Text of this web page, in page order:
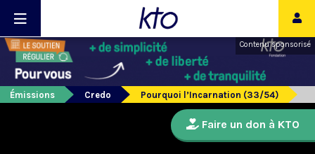
Contenu sponsorisé
Émissions Credo Pourquoi l’Incarnation (33/54)
Faire un don à KTO